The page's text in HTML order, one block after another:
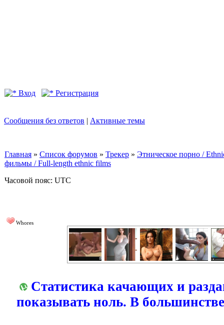
Вход Регистрация
Сообщения без ответов | Активные темы
Главная » Список форумов » Трекер » Этническое порно /
фильмы / Full-length ethnic films
Часовой пояс: UTC
Whores
Статистика качающих и
показывать ноль. В